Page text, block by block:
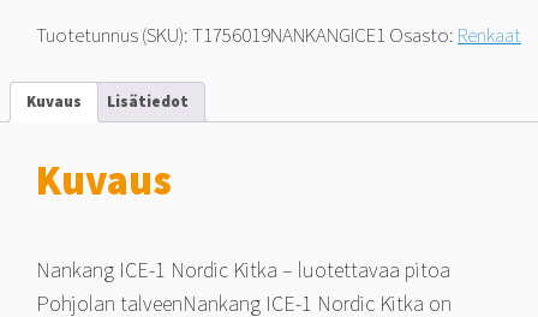
19
määrä
Tuotetunnus (SKU):T1756019NANKANGICE1 Osasto: Renkaat
Kuvaus Lisätiedot
Kuvaus
Nankang ICE-1 Nordic Kitka – luotettavaa pitoa
Pohjolan talveenNankang ICE-1 Nordic Kitka on